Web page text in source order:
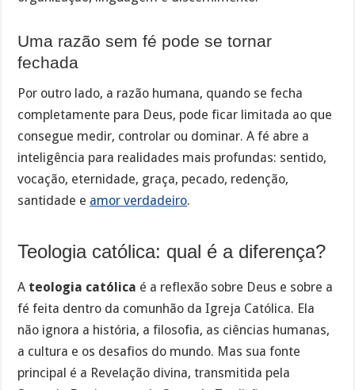
Uma razão sem fé pode se tornar
fechada
Por outro lado, a razão humana, quando se fecha
completamente para Deus, pode ficar limitada ao que
consegue medir, controlar ou dominar. A fé abre a
inteligência para realidades mais profundas: sentido,
vocação, eternidade, graça, pecado, redenção,
santidade e amor verdadeiro.
Teologia católica: qual é a diferença?
A teologia católica é a reflexão sobre Deus e sobre a
fé feita dentro da comunhão da Igreja Católica. Ela
não ignora a história, a filosofia, as ciências humanas,
a cultura e os desafios do mundo. Mas sua fonte
principal é a Revelação divina, transmitida pela